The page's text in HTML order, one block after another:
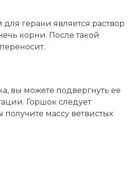
герани является раствор
корни. После такой
вы можете подвергнуть ее
Горшок следует
массу ветвистых